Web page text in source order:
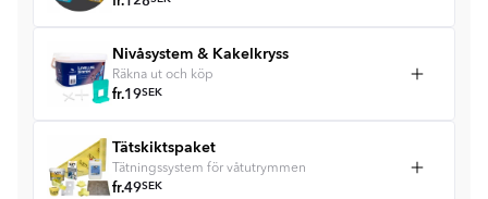
Nivåsystem & Kakelkryss
Räkna ut och köp
fr.19SEK
Tätskiktspaket
Tätningssystem för våtutrymmen
fr.49SEK